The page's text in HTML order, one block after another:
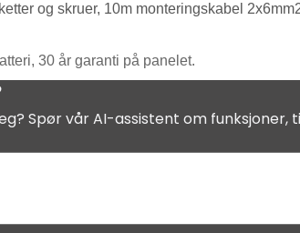
og skruer, 10m monteringskabel
30 år garanti på panelet.
Spør vår AI-assistent om